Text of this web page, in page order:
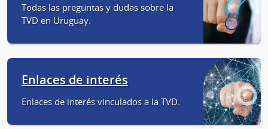
Todas las preguntas y dudas sobre la
TVD en Uruguay.
Enlaces de interés
Enlaces de interés vinculados a la TVD.